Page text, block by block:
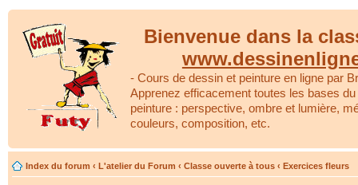
Bienvenue dans la
- Cours de dessin et peinture en ligne par
Apprenez efficacement toutes les bases
peinture : perspective, ombre et lumière,
couleurs, composition, etc.
Index du forum ‹ L'atelier du Forum ‹ Classe ouverte à tous ‹ Exercices fleurs